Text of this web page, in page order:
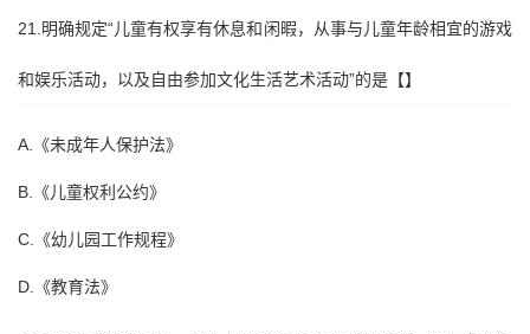
21.明确规定“儿童有权享有休息和闲暇，从事与儿童年龄相宜的游戏
和娱乐活动，以及自由参加文化生活艺术活动”的是【】
A.《未成年人保护法》
B.《儿童权利公约》
C.《幼儿园工作规程》
D.《教育法》